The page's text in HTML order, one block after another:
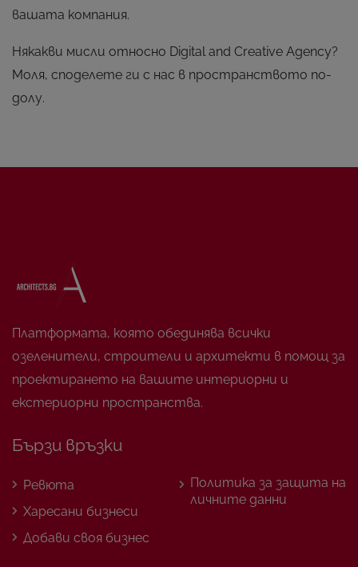
вашата компания.
Някакви мисли относно Digital and Creative Agency?
Моля, споделете ги с нас в пространството по-
долу.
Платформата, която обединява всички
озеленители, строители и архитекти в помощ за
проектирането на вашите интериорни и
екстериорни пространства.
Бързи връзки
Ревюта
Харесани бизнеси
Добави своя бизнес
Политика за защита на
личните данни